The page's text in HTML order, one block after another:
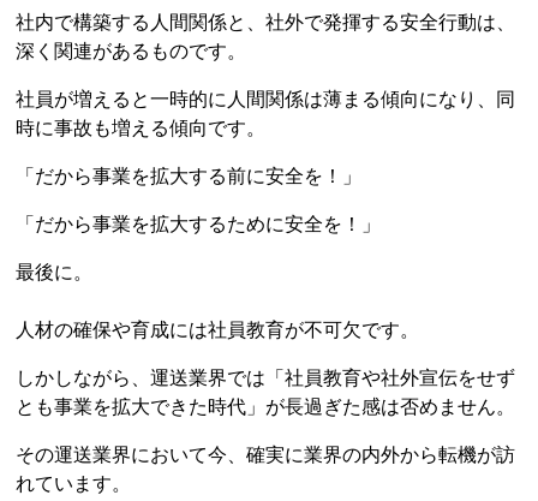
社内で構築する人間関係と、社外で発揮する安全行動は、
深く関連があるものです。
社員が増えると一時的に人間関係は薄まる傾向になり、同
時に事故も増える傾向です。
「だから事業を拡大する前に安全を！」
「だから事業を拡大するために安全を！」
最後に。
人材の確保や育成には社員教育が不可欠です。
しかしながら、運送業界では「社員教育や社外宣伝をせず
とも事業を拡大できた時代」が長過ぎた感は否めません。
その運送業界において今、確実に業界の内外から転機が訪
れています。